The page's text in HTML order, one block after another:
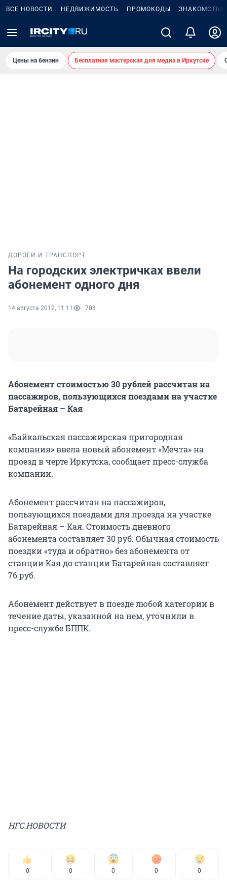
ВСЕ НОВОСТИ НЕДВИЖИМОСТЬ ПРОМОКОДЫ ЗНАКОМСТВА
Цены на бензин Бесплатная мастерская для медиа в Иркутске
ДОРОГИ И ТРАНСПОРТ
На городских электричках ввели
абонемент одного дня
14 августа 2012, 11:11 708
Абонемент стоимостью 30 рублей рассчитан на
пассажиров, пользующихся поездами на участке
Батарейная – Кая
«Байкальская пассажирская пригородная
компания» ввела новый абонемент «Мечта» на
проезд в черте Иркутска, сообщает пресс-служба
компании.
Абонемент рассчитан на пассажиров,
пользующихся поездами для проезда на участке
Батарейная – Кая. Стоимость дневного
абонемента составляет 30 руб. Обычная стоимость
поездки «туда и обратно» без абонемента от
станции Кая до станции Батарейная составляет
76 руб.
Абонемент действует в поезде любой категории в
течение даты, указанной на нем, уточнили в
пресс-службе БППК.
НГС.НОВОСТИ
0 0 0 0 0